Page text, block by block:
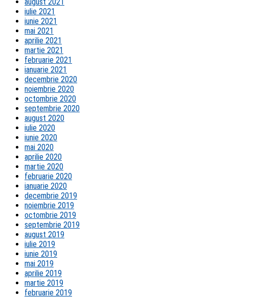
august 2021
iulie 2021
iunie 2021
mai 2021
aprilie 2021
martie 2021
februarie 2021
ianuarie 2021
decembrie 2020
noiembrie 2020
octombrie 2020
septembrie 2020
august 2020
iulie 2020
iunie 2020
mai 2020
aprilie 2020
martie 2020
februarie 2020
ianuarie 2020
decembrie 2019
noiembrie 2019
octombrie 2019
septembrie 2019
august 2019
iulie 2019
iunie 2019
mai 2019
aprilie 2019
martie 2019
februarie 2019